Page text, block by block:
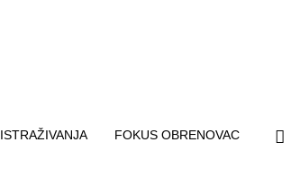
ISTRAŽIVANJA FOKUS OBRENOVAC